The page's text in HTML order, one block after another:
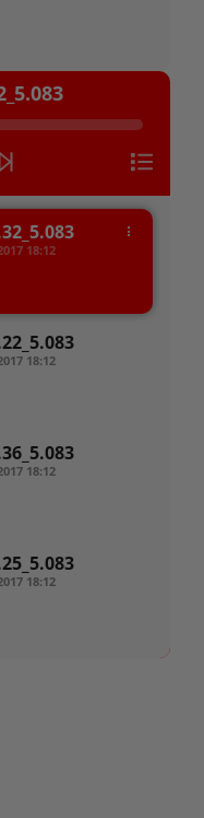
18:12
18:12
18:12
18:12